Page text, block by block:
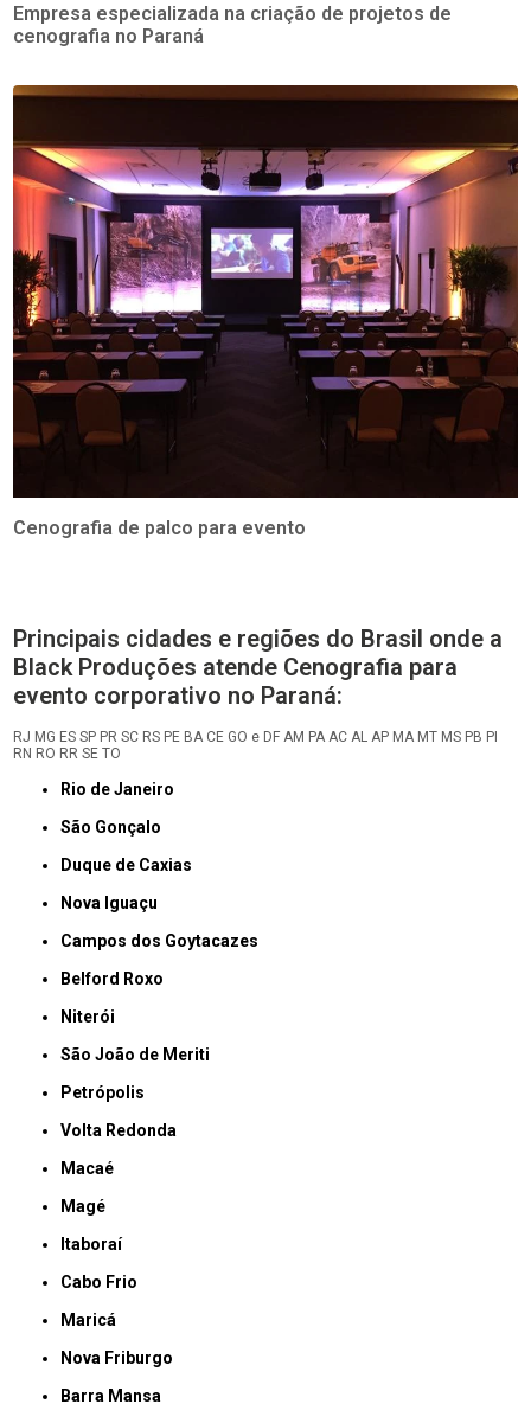
Empresa especializada na criação de projetos de
cenografia no Paraná
Cenografia de palco para evento
Principais cidades e regiões do Brasil onde a
Black Produções atende Cenografia para
evento corporativo no Paraná:
RJ MG ES SP PR SC RS PE BA CE GO e DF AM PA AC AL AP MA MT MS PB PI
RN RO RR SE TO
Rio de Janeiro
São Gonçalo
Duque de Caxias
Nova Iguaçu
Campos dos Goytacazes
Belford Roxo
Niterói
São João de Meriti
Petrópolis
Volta Redonda
Macaé
Magé
Itaboraí
Cabo Frio
Maricá
Nova Friburgo
Barra Mansa